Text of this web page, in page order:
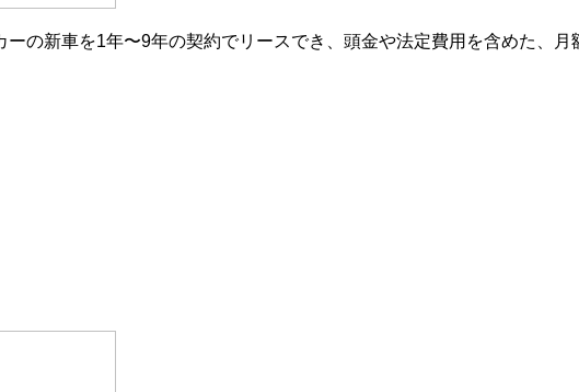
ーの新車を1年〜9年の契約でリースでき、頭金や法定費用を含めた、